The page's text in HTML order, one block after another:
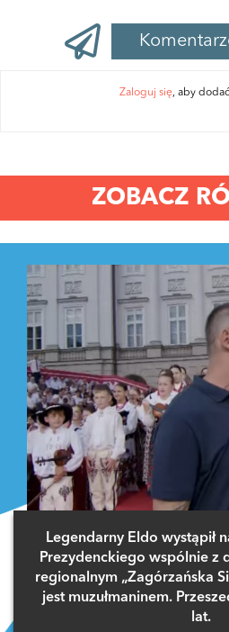
Zaloguj się, aby
ZOBACZ
Legendarny Eldo wystąpił
Prezydenckiego wspólnie z
regionalnym „Zagórzańska
jest muzułmaninem.
lat.